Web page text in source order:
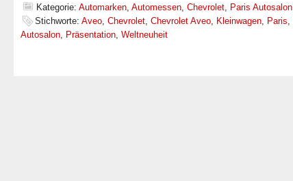
Kategorie: Automarken, Automessen, Chevrolet, Paris Autosalon
Stichworte: Aveo, Chevrolet, Chevrolet Aveo, Kleinwagen, Paris,
Autosalon, Präsentation, Weltneuheit